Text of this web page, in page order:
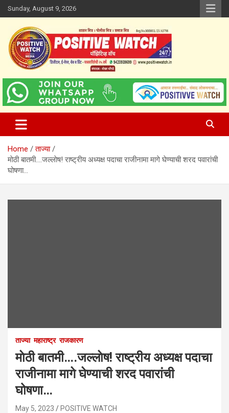
Skip
to
content
Sunday, August 9, 2026
Positive Watch
www.positivewatch.in
Home
ताज्या
माेठी बातमी….जल्लाेष! राष्ट्रीय अध्यक्ष पदाचा राजीनामा मागे घेण्याची शरद पवारांची
घोषणा…
ताज्या महाराष्ट्र राजकारण
माेठी बातमी….जल्लाेष! राष्ट्रीय अध्यक्ष पदाचा
राजीनामा मागे घेण्याची शरद पवारांची
घोषणा…
May 5, 2023 POSITIVE WATCH